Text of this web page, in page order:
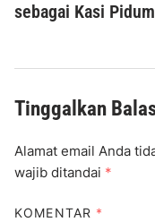
sebagai Kasi Pidum
Tinggalkan
Alamat email Anda
wajib ditandai *
KOMENTAR *